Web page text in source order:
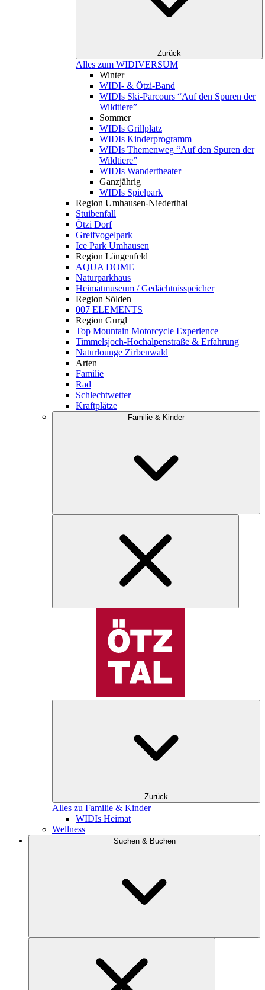
Zurück
Alles zum WIDIVERSUM
Winter
WIDI- & Ötzi-Band
WIDIs Ski-Parcours “Auf den Spuren der
Wildtiere”
Sommer
WIDIs Grillplatz
WIDIs Kinderprogramm
WIDIs Themenweg “Auf den Spuren der
Wildtiere”
WIDIs Wandertheater
Ganzjährig
WIDIs Spielpark
Region Umhausen-Niederthai
Stuibenfall
Ötzi Dorf
Greifvogelpark
Ice Park Umhausen
Region Längenfeld
AQUA DOME
Naturparkhaus
Heimatmuseum / Gedächtnisspeicher
Region Sölden
007 ELEMENTS
Region Gurgl
Top Mountain Motorcycle Experience
Timmelsjoch-Hochalpenstraße & Erfahrung
Naturlounge Zirbenwald
Arten
Familie
Rad
Schlechtwetter
Kraftplätze
Familie & Kinder
Zurück
Alles zu Familie & Kinder
WIDIs Heimat
Wellness
Suchen & Buchen